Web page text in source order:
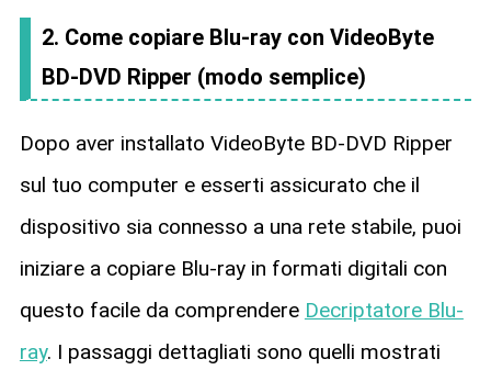
2. Come copiare Blu-ray con VideoByte
BD-DVD Ripper (modo semplice)
Dopo aver installato VideoByte BD-DVD Ripper
sul tuo computer e esserti assicurato che il
dispositivo sia connesso a una rete stabile, puoi
iniziare a copiare Blu-ray in formati digitali con
questo facile da comprendere Decriptatore Blu-
ray. I passaggi dettagliati sono quelli mostrati